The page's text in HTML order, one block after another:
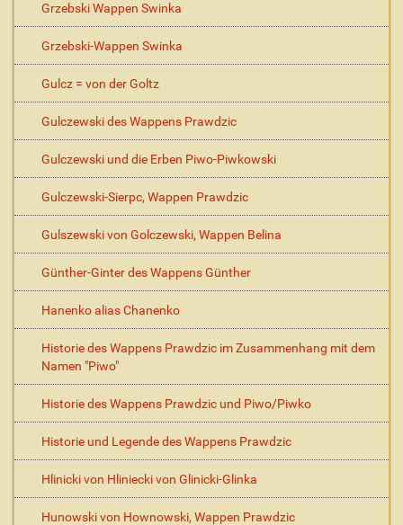
Grzebski Wappen Swinka
Grzebski-Wappen Swinka
Gulcz = von der Goltz
Gulczewski des Wappens Prawdzic
Gulczewski und die Erben Piwo-Piwkowski
Gulczewski-Sierpc, Wappen Prawdzic
Gulszewski von Golczewski, Wappen Belina
Günther-Ginter des Wappens Günther
Hanenko alias Chanenko
Historie des Wappens Prawdzic im Zusammenhang mit dem
Namen "Piwo"
Historie des Wappens Prawdzic und Piwo/Piwko
Historie und Legende des Wappens Prawdzic
Hlinicki von Hliniecki von Glinicki-Glinka
Hunowski von Hownowski, Wappen Prawdzic